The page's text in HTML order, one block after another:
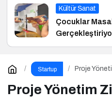
Kültür Sanat
Çocuklar
Startup
Proje
Proje Yönetim